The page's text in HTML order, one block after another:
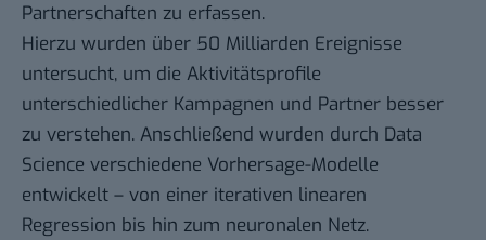
Partnerschaften zu erfassen.
Hierzu wurden über 50 Milliarden Ereignisse
untersucht, um die Aktivitätsprofile
unterschiedlicher Kampagnen und Partner besser
zu verstehen. Anschließend wurden durch Data
Science verschiedene Vorhersage-Modelle
entwickelt – von einer iterativen linearen
Regression bis hin zum neuronalen Netz.